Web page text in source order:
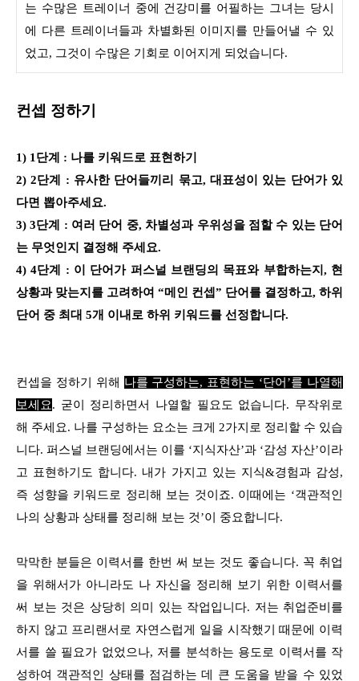
는 수많은 트레이너 중에 건강미를 어필하는 그녀는 당시
에 다른 트레이너들과 차별화된 이미지를 만들어낼 수 있
었고, 그것이 수많은 기회로 이어지게 되었습니다.
컨셉 정하기
1) 1단계 : 나를 키워드로 표현하기
2) 2단계 : 유사한 단어들끼리 묶고, 대표성이 있는 단어가 있
다면 뽑아주세요.
3) 3단계 : 여러 단어 중, 차별성과 우위성을 점할 수 있는 단어
는 무엇인지 결정해 주세요.
4) 4단계 : 이 단어가 퍼스널 브랜딩의 목표와 부합하는지, 현
상황과 맞는지를 고려하여 “메인 컨셉” 단어를 결정하고, 하위
단어 중 최대 5개 이내로 하위 키워드를 선정합니다.
컨셉을 정하기 위해 나를 구성하는, 표현하는 ‘단어’를 나열해
보세요. 굳이 정리하면서 나열할 필요도 없습니다. 무작위로
해 주세요. 나를 구성하는 요소는 크게 2가지로 정리할 수 있습
니다. 퍼스널 브랜딩에서는 이를 ‘지식자산’과 ‘감성 자산’이라
고 표현하기도 합니다. 내가 가지고 있는 지식&경험과 감성,
즉 성향을 키워드로 정리해 보는 것이죠. 이때에는 ‘객관적인
나의 상황과 상태를 정리해 보는 것’이 중요합니다.
막막한 분들은 이력서를 한번 써 보는 것도 좋습니다. 꼭 취업
을 위해서가 아니라도 나 자신을 정리해 보기 위한 이력서를
써 보는 것은 상당히 의미 있는 작업입니다. 저는 취업준비를
하지 않고 프리랜서로 자연스럽게 일을 시작했기 때문에 이력
서를 쓸 필요가 없었으나, 저를 분석하는 용도로 이력서를 작
성하여 객관적인 상태를 점검하는 데 큰 도움을 받을 수 있었